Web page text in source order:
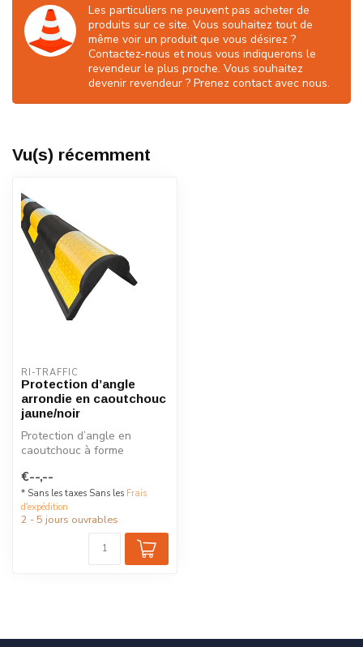
Les particuliers ne peuvent pas acheter de
produits sur ce site. Vous souhaitez tout de
même voir un produit que vous désirez ?
Contactez-nous et nous vous indiquerons le
revendeur le plus proche. Vous souhaitez
devenir revendeur ? Prenez contact avec nous.
Vu(s) récemment
RI-TRAFFIC
Protection d’angle
arrondie en caoutchouc
jaune/noir
Protection d’angle en
caoutchouc à forme
protection renforcée ...
€--,--
* Sans les taxes Sans les Frais
d'expédition
2 - 5 jours ouvrables